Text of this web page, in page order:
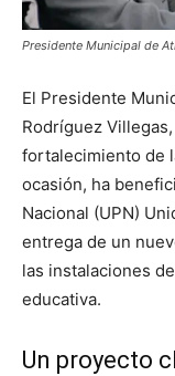
Presidente Municipal de
El Presidente
Rodríguez
fortalecimiento de
ocasión, ha
Nacional (UPN)
entrega de un
las instalaciones
educativa.
Un proyecto